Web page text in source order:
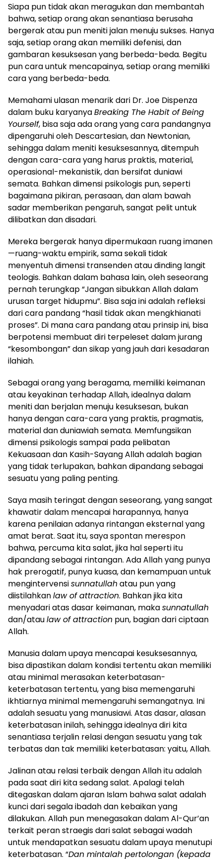
Siapa pun tidak akan meragukan dan membantah
bahwa, setiap orang akan senantiasa berusaha
bergerak atau pun meniti jalan menuju sukses. Hanya
saja, setiap orang akan memiliki defenisi, dan
gambaran kesuksesan yang berbeda-beda. Begitu
pun cara untuk mencapainya, setiap orang memiliki
cara yang berbeda-beda.
Memahami ulasan menarik dari Dr. Joe Dispenza
dalam buku karyanyaBreaking The Habit of Being
Yourself, bisa saja ada orang yang cara pandangnya
dipengaruhi oleh Descartesian, dan Newtonian,
sehingga dalam meniti kesuksesannya, ditempuh
dengan cara-cara yang harus praktis, material,
operasional-mekanistik, dan bersifat duniawi
semata. Bahkan dimensi psikologis pun, seperti
bagaimana pikiran, perasaan, dan alam bawah
sadar memberikan pengaruh, sangat pelit untuk
dilibatkan dan disadari.
Mereka bergerak hanya dipermukaan ruang imanen
—ruang-waktu empirik, sama sekali tidak
menyentuh dimensi transenden atau dinding langit
teologis. Bahkan dalam bahasa lain, oleh seseorang
pernah terungkap “Jangan sibukkan Allah dalam
urusan target hidupmu”. Bisa saja ini adalah refleksi
dari cara pandang “hasil tidak akan mengkhianati
proses”. Di mana cara pandang atau prinsip ini, bisa
berpotensi membuat diri terpeleset dalam jurang
“kesombongan” dan sikap yang jauh dari kesadaran
ilahiah.
Sebagai orang yang beragama, memiliki keimanan
atau keyakinan terhadap Allah, idealnya dalam
meniti dan berjalan menuju kesuksesan, bukan
hanya dengan cara-cara yang praktis, pragmatis,
material dan duniawiah semata. Memfungsikan
dimensi psikologis sampai pada pelibatan
Kekuasaan dan Kasih-Sayang Allah adalah bagian
yang tidak terlupakan, bahkan dipandang sebagai
sesuatu yang paling penting.
Saya masih teringat dengan seseorang, yang sangat
khawatir dalam mencapai harapannya, hanya
karena penilaian adanya rintangan eksternal yang
amat berat. Saat itu, saya spontan merespon
bahwa, percuma kita salat, jika hal seperti itu
dipandang sebagai rintangan. Ada Allah yang punya
hak prerogatif, punya kuasa, dan kemampuan untuk
mengintervensisunnatullahatau pun yang
diistilahkanlaw of attraction. Bahkan jika kita
menyadari atas dasar keimanan, makasunnatullah
dan/ataulaw of attraction pun, bagian dari ciptaan
Allah.
Manusia dalam upaya mencapai kesuksesannya,
bisa dipastikan dalam kondisi tertentu akan memiliki
atau minimal merasakan keterbatasan-
keterbatasan tertentu, yang bisa memengaruhi
ikhtiarnya minimal memengaruhi semangatnya. Ini
adalah sesuatu yang manusiawi. Atas dasar, alasan
keterbatasan inilah, sehingga idealnya diri kita
senantiasa terjalin relasi dengan sesuatu yang tak
terbatas dan tak memiliki keterbatasan: yaitu, Allah.
Jalinan atau relasi terbaik dengan Allah itu adalah
pada saat diri kita sedang salat. Apalagi telah
ditegaskan dalam ajaran Islam bahwa salat adalah
kunci dari segala ibadah dan kebaikan yang
dilakukan. Allah pun menegasakan dalam Al-Qur’an
terkait peran straegis dari salat sebagai wadah
untuk mendapatkan sesuatu dalam upaya menutupi
keterbatasan. “Dan mintalah pertolongan (kepada